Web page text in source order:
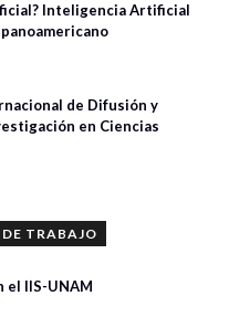
Inteligencia Artificial
de Difusión y
en Ciencias
TRABAJO
el IIS-UNAM